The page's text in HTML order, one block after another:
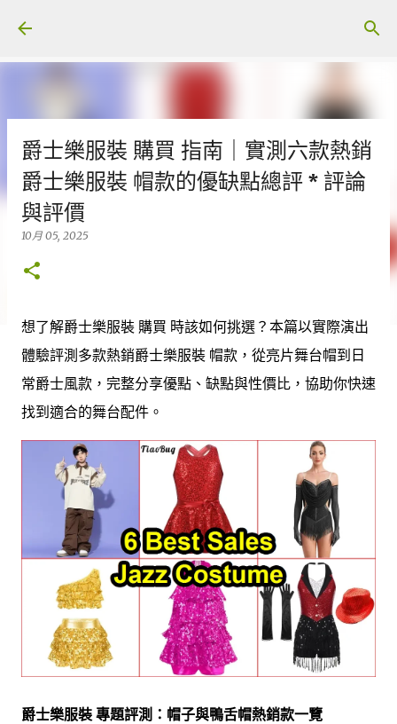
爵士樂服裝 購買 指南｜實測六款熱銷
爵士樂服裝 帽款的優缺點總評 * 評論
與評價
10月 05, 2025
想了解爵士樂服裝 購買 時該如何挑選？本篇以實際演出
體驗評測多款熱銷爵士樂服裝 帽款，從亮片舞台帽到日
常爵士風款，完整分享優點、缺點與性價比，協助你快速
找到適合的舞台配件。
爵士樂服裝 專題評測：帽子與鴨舌帽熱銷款一覽